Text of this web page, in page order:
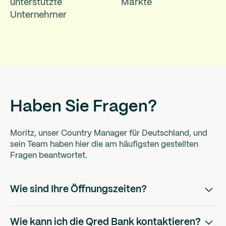
unterstützte
Unternehmer
Märkte
Haben Sie Fragen?
Moritz, unser Country Manager für Deutschland, und
sein Team haben hier die am häufigsten gestellten
Fragen beantwortet.
Wie sind Ihre Öffnungszeiten?
für Sie erreichbar.
Wie kann ich die Qred Bank kontaktieren?